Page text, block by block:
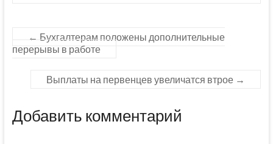
← Бухгалтерам положены дополнительные
перерывы в работе
Выплаты на первенцев увеличатся втрое →
Добавить комментарий